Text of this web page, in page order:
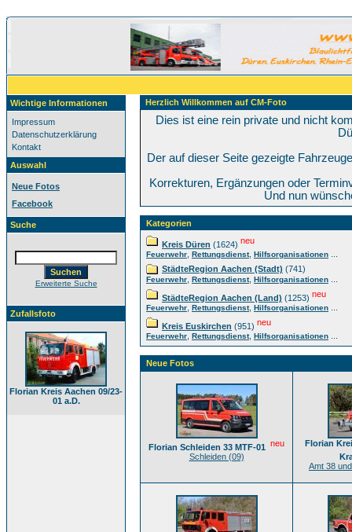
Wichtige Informationen
Impressum
Datenschutzerklärung
Kontakt
Auswahl
Neue Fotos
Facebook
Suche
Erweiterte Suche
Zufallsfoto
Florian Kreis Aachen 09/23-
01 a.D.
Herzlich Willkommen auf CM-Foto
Dies ist eine rein private und nicht
Der auf dieser Seite gezeigte
Korrekturen, Ergänzungen oder
Und nun
Kategorien
Kreis Düren (1624) neu
Feuerwehr Rettungsdienst, Hilfsorganisationen
StädteRegion Aachen (Stadt) (741)
Feuerwehr Rettungsdienst, Hilfsorganisationen
StädteRegion Aachen (Land) (1253) neu
Feuerwehr Rettungsdienst, Hilfsorganisationen
Kreis Euskirchen (951) neu
Feuerwehr Rettungsdienst, Hilfsorganisationen
Neue Fotos
Florian Schleiden 33 MTF-01 neu
Schleiden (09)
Florian
Amt 38